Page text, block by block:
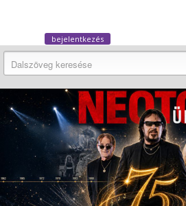
bejelentkezés